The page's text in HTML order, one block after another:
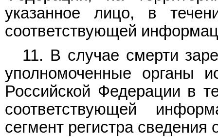
указанное лицо, в
соответствующей
11. В случае смерти
уполномоченные органы
Российской Федерации в
соответствующей
сегмент регистра сведения